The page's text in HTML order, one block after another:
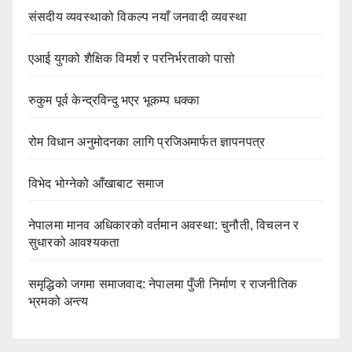
संसदीय व्यवस्थाको विकल्प नयाँ जनवादी व्यवस्था
एआई युगको शैक्षिक विमर्श र परनिर्भरताको पासो
रुकुम पूर्व केन्द्रविन्दु भएर भूकम्प धक्का
रोम विधान अनुमोदनका लागि प्रजिअमार्फत ज्ञापनपत्र
विभेद भोग्नेको आँखाबाट समाज
नेपालमा मानव अधिकारको वर्तमान अवस्था: चुनौती, विचलन र
सुधारको आवश्यकता
समृद्धिको जगमा समाजवाद: नेपालमा पुँजी निर्माण र राजनीतिक
भ्रमको अन्त्य